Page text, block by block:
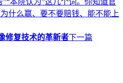
本院认为”这几个词。你知道官
什么赢、要不要赔钱、能不能上
修复技术的革新者下一篇